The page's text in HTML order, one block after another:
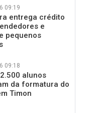
09:19
entrega crédito
e
pequenos
09:18
alunos
da formatura do
Timon